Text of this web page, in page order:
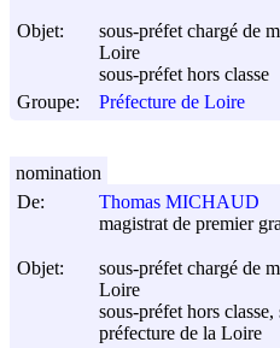
Objet:
sous-préfet chargé de
Loire
sous-préfet hors classe
Groupe:
Préfecture de Loire
De:
Thomas MICHAUD
magistrat de premier
Objet:
sous-préfet chargé de
Loire
sous-préfet hors
préfecture de la Loire
nomination